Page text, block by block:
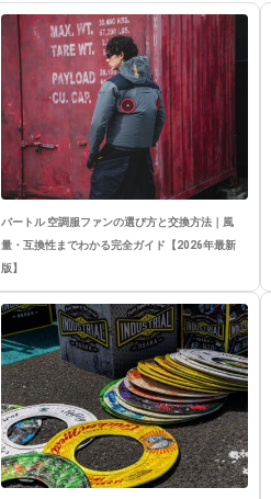
バートル 空調服ファンの選び方と交換方法｜風
量・互換性までわかる完全ガイド【2026年最新
版】